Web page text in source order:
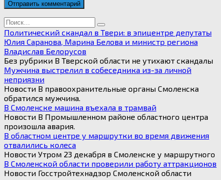
Search
for:
Политический скандал в Твери: в эпицентре депутаты
Юлия Саранова, Марина Белова и министр региона
Владислав Белорусов
Без рубрики В Тверской области не утихают скандалы
Мужчина выстрелил в собеседника из-за личной
неприязни
Новости В правоохранительные органы Смоленска
обратился мужчина.
В Смоленске машина въехала в трамвай
Новости В Промышленном районе областного центра
произошла авария.
В областном центре у маршрутки во время движения
отвалились колеса
Новости Утром 23 декабря в Смоленске у маршрутного
В Смоленской области проверили работу аттракционов
Новости Госстройтехнадзор Смоленской области